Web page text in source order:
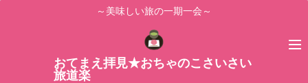
～美味しい旅の一期一会～
おてまえ拝見★おちゃのこさいさい
旅道楽